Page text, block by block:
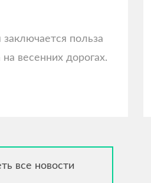
польза
весенних дорогах.
все новости